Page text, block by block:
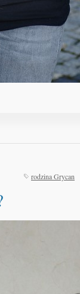
rodzina Grycan